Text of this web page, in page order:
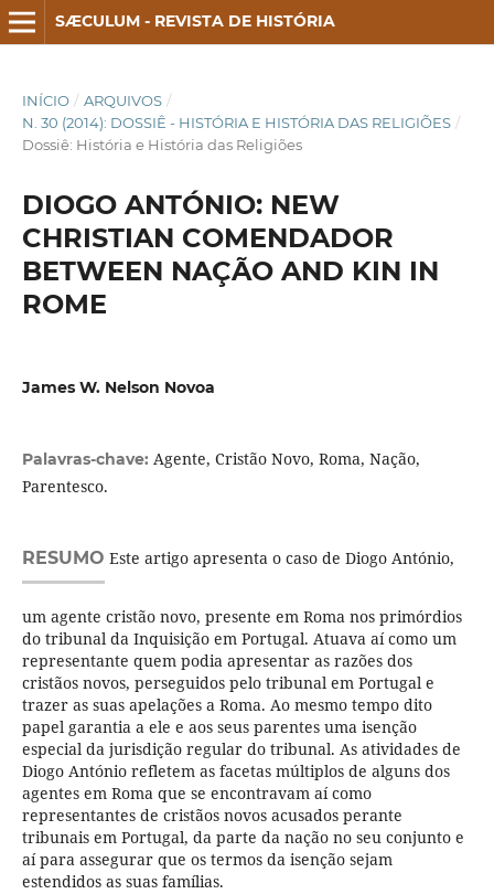
SÆCULUM - REVISTA DE HISTÓRIA
INÍCIO / ARQUIVOS /
N. 30 (2014): DOSSIÊ - HISTÓRIA E HISTÓRIA DAS RELIGIÕES /
Dossiê: História e História das Religiões
DIOGO ANTÓNIO: NEW
CHRISTIAN COMENDADOR
BETWEEN NAÇÃO AND KIN IN
ROME
James W. Nelson Novoa
Palavras-chave: Agente, Cristão Novo, Roma, Nação,
Parentesco.
RESUMO Este artigo apresenta o caso de Diogo António,
um agente cristão novo, presente em Roma nos primórdios
do tribunal da Inquisição em Portugal. Atuava aí como um
representante quem podia apresentar as razões dos
cristãos novos, perseguidos pelo tribunal em Portugal e
trazer as suas apelações a Roma. Ao mesmo tempo dito
papel garantia a ele e aos seus parentes uma isenção
especial da jurisdição regular do tribunal. As atividades de
Diogo António refletem as facetas múltiplos de alguns dos
agentes em Roma que se encontravam aí como
representantes de cristãos novos acusados perante
tribunais em Portugal, da parte da nação no seu conjunto e
aí para assegurar que os termos da isenção sejam
estendidos as suas famílias.